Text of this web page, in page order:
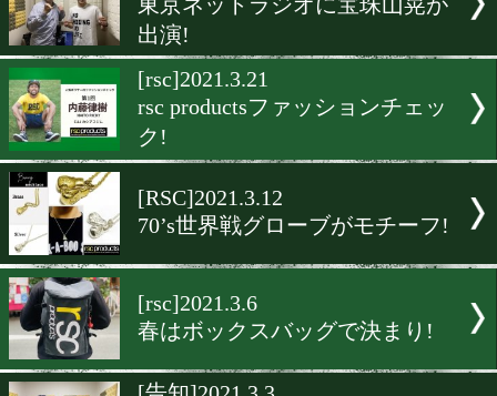
▶ 新着 KO KiNG
[告知]2021.4.6
東京ネットラジオに宝珠山
[rsc]2021.3.21
rsc productsファッションチ
ク!
[RSC]2021.3.12
70’s世界戦グローブがモチ